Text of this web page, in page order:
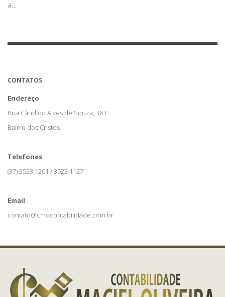
a…
CONTATOS
Endereço
Rua Cândido Alves de Souza, 363
Bairro dos Cristos
Telefones
(37) 3523 1201 / 3523 1127
Email
contato@cmocontabilidade.com.br